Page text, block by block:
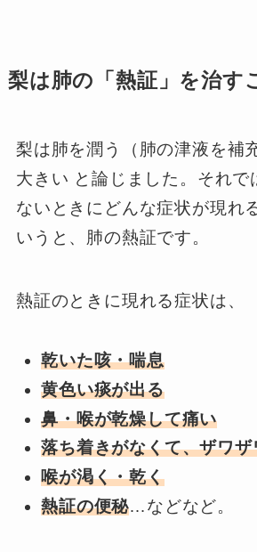
梨は肺の「熱証」を治す
梨は肺を潤う（肺の津液を補
大きい と論じました。それで
ないときにどんな症状が現れ
いうと、肺の熱証です。
熱証のときに現れる症状は、
乾いた咳・喘息
黄色い痰が出る
鼻・喉が乾燥して痛い
落ち着きがなくて、ザワ
喉が渇く・乾く
熱証の便秘…などなど。